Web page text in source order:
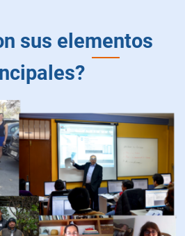
sus elementos